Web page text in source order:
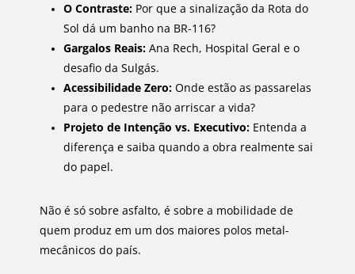
O Contraste: Por que a sinalização da Rota do
Sol dá um banho na BR-116?
Gargalos Reais: Ana Rech, Hospital Geral e o
desafio da Sulgás.
Acessibilidade Zero: Onde estão as passarelas
para o pedestre não arriscar a vida?
Projeto de Intenção vs. Executivo: Entenda a
diferença e saiba quando a obra realmente sai
do papel.
Não é só sobre asfalto, é sobre a mobilidade de
quem produz em um dos maiores polos metal-
mecânicos do país.